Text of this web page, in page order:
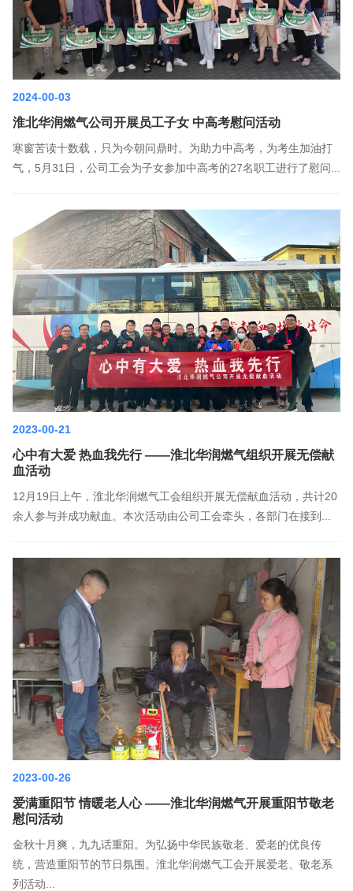
2024-00-03
淮北华润燃气公司开展员工子女 中高考慰问活动
寒窗苦读十数载，只为今朝问鼎时。为助力中高考，为考生加油打
气，5月31日，公司工会为子女参加中高考的27名职工进行了慰问...
2023-00-21
心中有大爱 热血我先行 ——淮北华润燃气组织开展无偿献
血活动
12月19日上午，淮北华润燃气工会组织开展无偿献血活动，共计20
余人参与并成功献血。本次活动由公司工会牵头，各部门在接到...
2023-00-26
爱满重阳节 情暖老人心 ——淮北华润燃气开展重阳节敬老
慰问活动
金秋十月爽，九九话重阳。为弘扬中华民族敬老、爱老的优良传
统，营造重阳节的节日氛围。淮北华润燃气工会开展爱老、敬老系
列活动...